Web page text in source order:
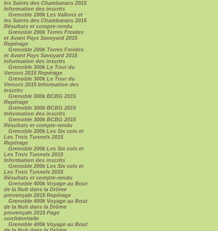
les Saints des Chambarans 2015
Information des inscrits
Grenoble 200k Les Vallons et
les Saints des Chambarans 2015
Résultats et compte-rendu
Grenoble 200k Terres Froides
et Avant Pays Savoyard 2015
Repérage
Grenoble 200k Terres Froides
et Avant Pays Savoyard 2015
Information des inscrits
Grenoble 300k Le Tour du
Vercors 2015 Repérage
Grenoble 300k Le Tour du
Vercors 2015 Information des
inscrits
Grenoble 300k BCBG 2015
Repérage
Grenoble 300k BCBG 2015
Information des inscrits
Grenoble 300k BCBG 2015
Résultats et compte-rendu
Grenoble 200k Les Six cols et
Les Trois Tunnels 2015
Repérage
Grenoble 200k Les Six cols et
Les Trois Tunnels 2015
Information des inscrits
Grenoble 200k Les Six cols et
Les Trois Tunnels 2015
Résultats et compte-rendu
Grenoble 400k Voyage au Bout
de la Nuit dans la Drôme
provençale 2015 Repérage
Grenoble 400k Voyage au Bout
de la Nuit dans la Drôme
provençale 2015 Page
confidentielle
Grenoble 400k Voyage au Bout